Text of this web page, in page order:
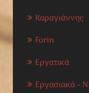
Καραγιάννης
Forin
Εργατικά
Εργασιακά –